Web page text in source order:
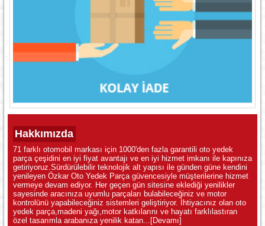
Hakkımızda
71 farklı otomobil markası için 1000'den fazla garantili oto yedek
parça çeşidini en iyi fiyat avantajı ve en iyi hizmet imkanı ile kapınıza
getiriyoruz.Sürdürülebilir teknolojik alt yapısı ile günden güne kendini
yenileyen Özkar Oto Yedek Parça güvencesiyle müşterilerine hizmet
vermeye devam ediyor. Her geçen gün sitesine eklediği yenilikler
sayesinde aracınıza uyumlu parçaları bulabileceğiniz ve motor
kontrolünü yapabileceğiniz sistemleri geliştiriyor. İhtiyacınız olan oto
yedek parça,madeni yağı,motor katkılarını ve hayatı farklılastıran
özel tasarımla arabanıza yenilik katan... [Devamı]